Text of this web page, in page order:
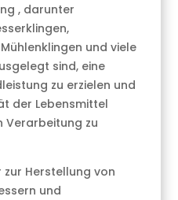
, darunter
und viele
sind, eine
zu erzielen und
der Lebensmittel
Verarbeitung zu
zur Herstellung von
und